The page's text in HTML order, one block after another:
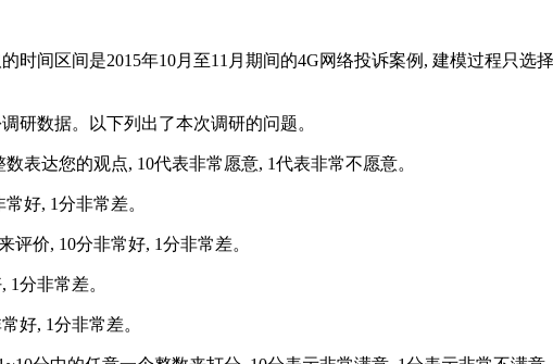
间区间是2015年10月至11月期间的4G网络投诉案例, 建模过程只选
研数据。以下列出了本次调研的问题。
表达您的观点, 10代表非常愿意, 1代表非常不愿意。
好, 1分非常差。
价, 10分非常好, 1分非常差。
分非常差。
好, 1分非常差。